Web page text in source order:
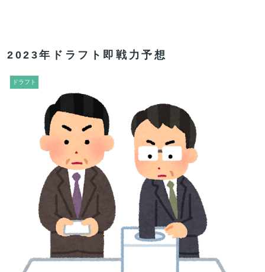
2023年ドラフト即戦力予想
ドラフト